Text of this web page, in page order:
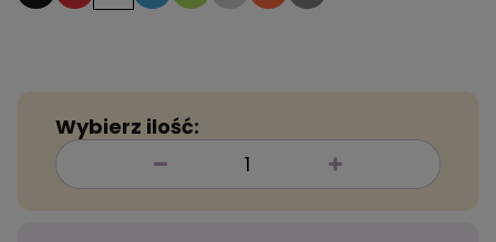
Wybierz ilość: